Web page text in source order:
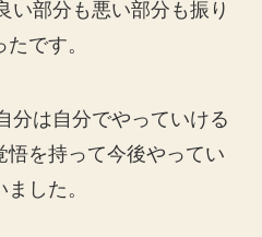
い部分も悪い部分も振り
です。
分は自分でやっていける
悟を持って今後やってい
した。